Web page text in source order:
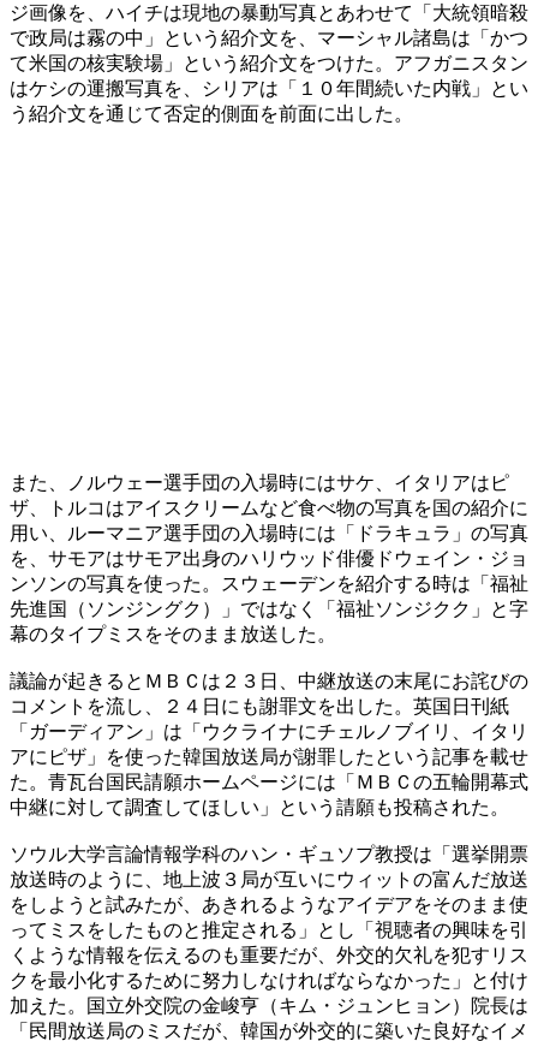
ジ画像を、ハイチは現地の暴動写真とあわせて「大統領暗殺
で政局は霧の中」という紹介文を、マーシャル諸島は「かつ
て米国の核実験場」という紹介文をつけた。アフガニスタン
はケシの運搬写真を、シリアは「１０年間続いた内戦」とい
う紹介文を通じて否定的側面を前面に出した。
また、ノルウェー選手団の入場時にはサケ、イタリアはピ
ザ、トルコはアイスクリームなど食べ物の写真を国の紹介に
用い、ルーマニア選手団の入場時には「ドラキュラ」の写真
を、サモアはサモア出身のハリウッド俳優ドウェイン・ジョ
ンソンの写真を使った。スウェーデンを紹介する時は「福祉
先進国（ソンジングク）」ではなく「福祉ソンジクク」と字
幕のタイプミスをそのまま放送した。
議論が起きるとＭＢＣは２３日、中継放送の末尾にお詫びの
コメントを流し、２４日にも謝罪文を出した。英国日刊紙
「ガーディアン」は「ウクライナにチェルノブイリ、イタリ
アにピザ」を使った韓国放送局が謝罪したという記事を載せ
た。青瓦台国民請願ホームページには「ＭＢＣの五輪開幕式
中継に対して調査してほしい」という請願も投稿された。
ソウル大学言論情報学科のハン・ギュソプ教授は「選挙開票
放送時のように、地上波３局が互いにウィットの富んだ放送
をしようと試みたが、あきれるようなアイデアをそのまま使
ってミスをしたものと推定される」とし「視聴者の興味を引
くような情報を伝えるのも重要だが、外交的欠礼を犯すリス
クを最小化するために努力しなければならなかった」と付け
加えた。国立外交院の金峻亨（キム・ジュンヒョン）院長は
「民間放送局のミスだが、韓国が外交的に築いた良好なイメ